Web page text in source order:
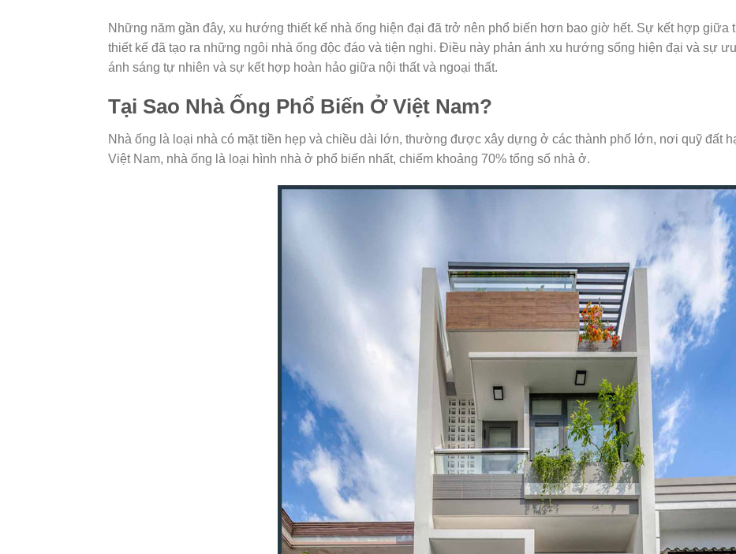
Những năm gần đây, xu hướng thiết kế nhà ống hiện đại đã trở nên phổ biến hơn bao giờ hết. Sự kết hợp giữa
thiết kế đã tạo ra những ngôi nhà ống độc đáo và tiện nghi. Điều này phản ánh xu hướng sống hiện đại và sự
ánh sáng tự nhiên và sự kết hợp hoàn hảo giữa nội thất và ngoại thất.
Tại Sao Nhà Ống Phổ Biến Ở Việt Nam?
Nhà ống là loại nhà có mặt tiền hẹp và chiều dài lớn, thường được xây dựng ở các thành phố lớn, nơi quỹ đất
Việt Nam, nhà ống là loại hình nhà ở phổ biến nhất, chiếm khoảng 70% tổng số nhà ở.